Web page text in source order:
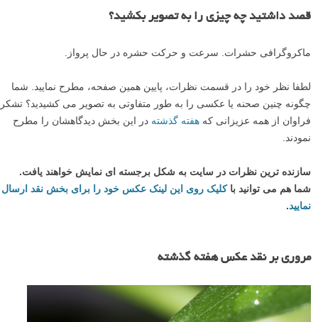
قصد داشتید چه چیزی را به تصویر بکشید؟
ماکروگرافی حشرات. سرعت و حرکت حشره در حال پرواز.
لطفا نظر خود را در قسمت نظرات، پایین همین صفحه، مطرح نمایید. شما
چگونه چنین صحنه یا عکسی را به طور متفاوتی به تصویر می کشیدید؟ تشکر
فراوان از همه عزیزانی که هفته گذشته در این بخش دیدگاهشان را مطرح
نمودند.
سازنده ترین نظرات در سایت به شکل برجسته ای نمایش خواهند یافت.
شما هم می توانید باکلیک روی این لینک عکس خود را برای بخش نقد ارسال
نمایید.
مروری بر نقد عکس هفته گذشته